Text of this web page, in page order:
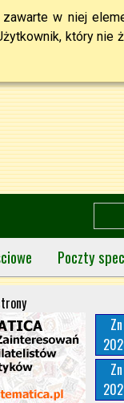
w niej
który nie
Poczty
Zn
Zn